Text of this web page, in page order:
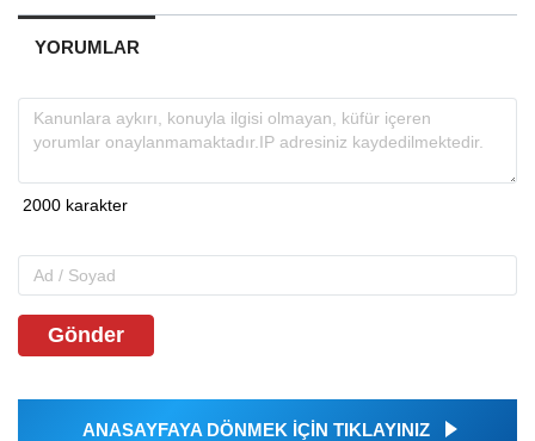
YORUMLAR
Gönder
ANASAYFAYA DÖNMEK İÇİN TIKLAYINIZ